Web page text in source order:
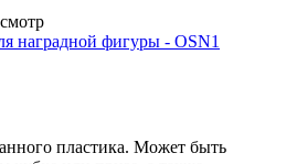
наградной фигуры - OSN1
пластика. Может быть